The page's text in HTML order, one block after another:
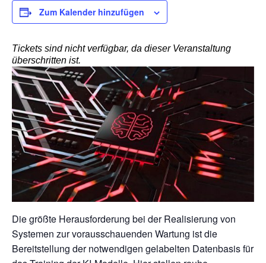
Die größte Herausforderung bei der Realisierung von
Systemen zur vorausschauenden Wartung ist die
Bereitstellung der notwendigen gelabelten Datenbasis für
Zum Kalender hinzufügen
Tickets sind nicht verfügbar, da dieser Veranstaltung
überschritten ist.